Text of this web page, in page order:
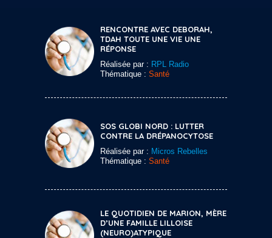
RENCONTRE AVEC DEBORAH,
TDAH TOUTE UNE VIE UNE
RÉPONSE
Réalisée par : RPL Radio
Thématique : Santé
SOS GLOBI NORD : LUTTER
CONTRE LA DRÉPANOCYTOSE
Réalisée par : Micros Rebelles
Thématique : Santé
LE QUOTIDIEN DE MARION, MÈRE
D’UNE FAMILLE LILLOISE
(NEURO)ATYPIQUE